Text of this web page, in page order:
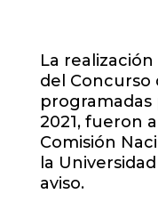
La
del Concurso
programadas
2021, fueron
Comisión
la
aviso.